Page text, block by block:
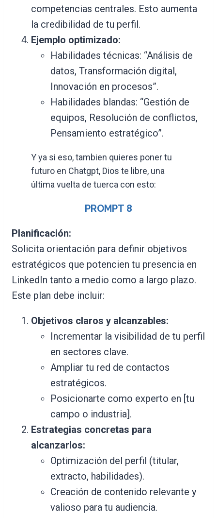
competencias centrales. Esto aumenta
la credibilidad de tu perfil.
Ejemplo optimizado:
Habilidades técnicas: “Análisis de
datos, Transformación digital,
Innovación en procesos”.
Habilidades blandas: “Gestión de
equipos, Resolución de conflictos,
Pensamiento estratégico”.
Y ya si eso, tambien quieres poner tu
futuro en Chatgpt, Dios te libre, una
última vuelta de tuerca con esto:
PROMPT 8
Planificación:
Solicita orientación para definir objetivos
estratégicos que potencien tu presencia en
LinkedIn tanto a medio como a largo plazo.
Este plan debe incluir:
Objetivos claros y alcanzables:
Incrementar la visibilidad de tu perfil
en sectores clave.
Ampliar tu red de contactos
estratégicos.
Posicionarte como experto en [tu
campo o industria].
Estrategias concretas para
alcanzarlos:
Optimización del perfil (titular,
extracto, habilidades).
Creación de contenido relevante y
valioso para tu audiencia.